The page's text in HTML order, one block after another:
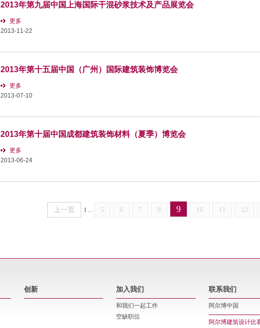
2013年第九届中国上海国际干混砂浆技术及产品展览会
更多
2013-11-22
2013年第十五届中国（广州）国际建筑装饰博览会
更多
2013-07-10
2013年第十届中国成都建筑装饰材料（夏季）博览会
更多
2013-06-24
上一页 1 ... 5 6 7 8 9 10 11 12
创新 加入我们
和我们一起工作
空缺职位
联系我们
阿尔博中国
阿尔博建筑设计比